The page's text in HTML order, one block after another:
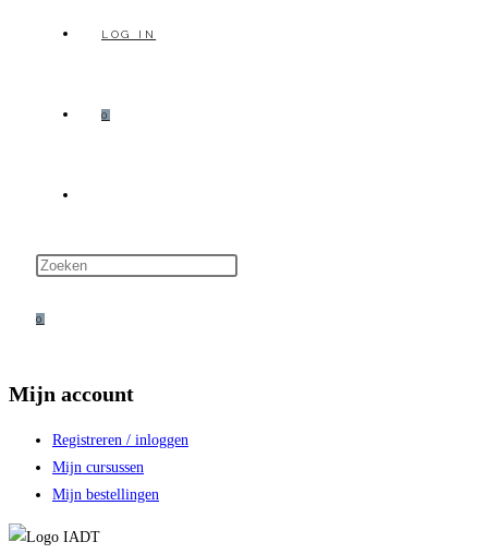
LOG IN
0
WEBSITE
0
Mijn account
Registreren / inloggen
Mijn cursussen
Mijn bestellingen